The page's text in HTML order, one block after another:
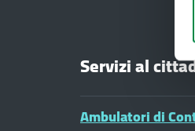
Servizi al
Ambulatori di